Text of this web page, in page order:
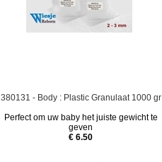
380131 - Body : Plastic Granulaat 1000 gr
Perfect om uw baby het juiste gewicht te
geven
€ 6.50